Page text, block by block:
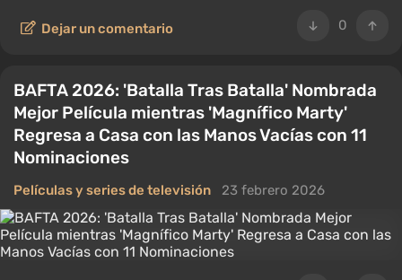
0
Dejar un comentario
BAFTA 2026: 'Batalla Tras Batalla' Nombrada
Mejor Película mientras 'Magnífico Marty'
Regresa a Casa con las Manos Vacías con 11
Nominaciones
Películas y series de televisión 23 febrero 2026